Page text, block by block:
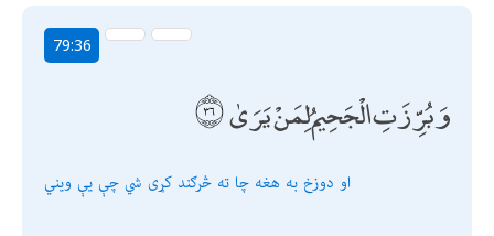
79:36
وَبُرِّزَتِ الْجَحِيمُ لِمَنْ يَرَىٰ
او دوزخ به هغه چا ته څرګند كړى شي چې يې ویني